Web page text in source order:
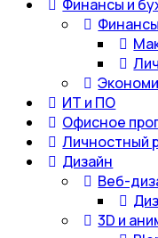
Финансы и
Финансы
ИТ и ПО
Офисное
Личностный
Дизайн
Веб-
3D и